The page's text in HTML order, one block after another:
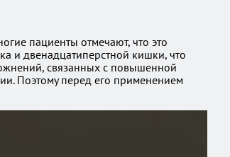
пациенты отмечают, что это
и двенадцатиперстной кишки, что
связанных с повышенной
Поэтому перед его применением